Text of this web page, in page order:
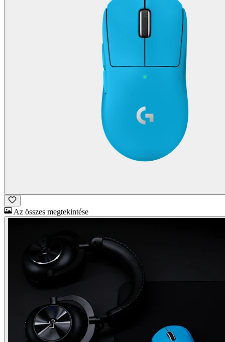
Az összes megtekintése